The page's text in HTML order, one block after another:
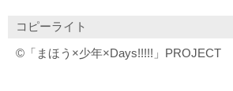
コピーライト
©「まほう×少年×Days!!!!!」PROJECT